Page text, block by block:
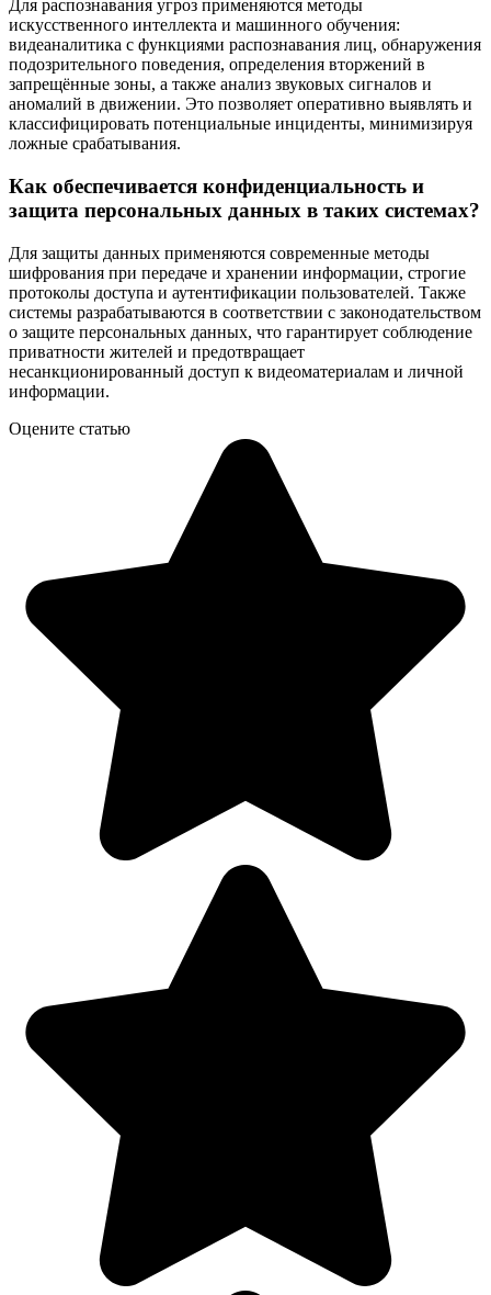
Для распознавания угроз применяются методы
искусственного интеллекта и машинного обучения:
видеаналитика с функциями распознавания лиц, обнаружения
подозрительного поведения, определения вторжений в
запрещённые зоны, а также анализ звуковых сигналов и
аномалий в движении. Это позволяет оперативно выявлять и
классифицировать потенциальные инциденты, минимизируя
ложные срабатывания.
Как обеспечивается конфиденциальность и
защита персональных данных в таких системах?
Для защиты данных применяются современные методы
шифрования при передаче и хранении информации, строгие
протоколы доступа и аутентификации пользователей. Также
системы разрабатываются в соответствии с законодательством
о защите персональных данных, что гарантирует соблюдение
приватности жителей и предотвращает
несанкционированный доступ к видеоматериалам и личной
информации.
Оцените статью